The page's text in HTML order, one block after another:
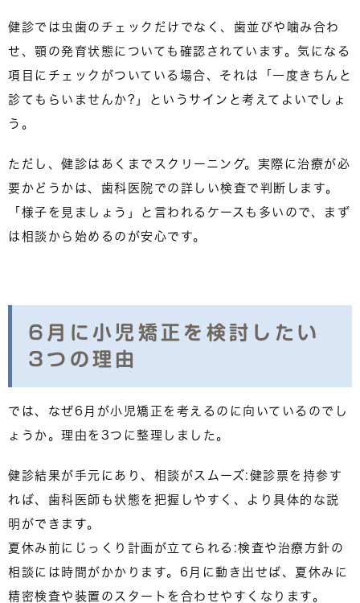
健診では虫歯のチェックだけでなく、歯並びや噛み合わ
せ、顎の発育状態についても確認されています。気になる
項目にチェックがついている場合、それは「一度きちんと
診てもらいませんか?」というサインと考えてよいでしょ
う。
ただし、健診はあくまでスクリーニング。実際に治療が必
要かどうかは、歯科医院での詳しい検査で判断します。
「様子を見ましょう」と言われるケースも多いので、まず
は相談から始めるのが安心です。
6月に小児矯正を検討したい
3つの理由
では、なぜ6月が小児矯正を考えるのに向いているのでし
ょうか。理由を3つに整理しました。
健診結果が手元にあり、相談がスムーズ :健診票を持参す
れば、歯科医師も状態を把握しやすく、より具体的な説
明ができます。
夏休み前にじっくり計画が立てられる :検査や治療方針の
相談には時間がかかります。6月に動き出せば、夏休みに
精密検査や装置のスタートを合わせやすくなります。